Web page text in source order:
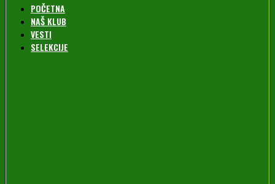
POČETNA
NAŠ KLUB
VESTI
SELEKCIJE